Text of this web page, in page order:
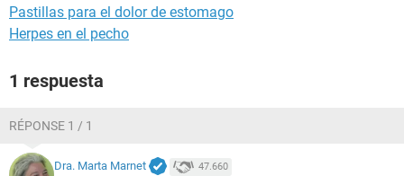
Pastillas para el dolor de estomago
Herpes en el pecho
1 respuesta
RÉPONSE 1 / 1
Dra. Marta Marnet 47.660